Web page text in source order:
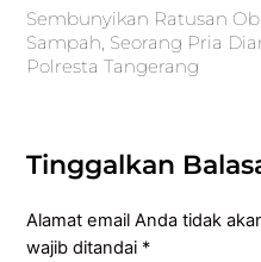
Sembunyikan Ratusan
Sampah, Seorang Pria
Polresta Tangerang
Tinggalkan
Alamat email Anda tidak
wajib ditandai *